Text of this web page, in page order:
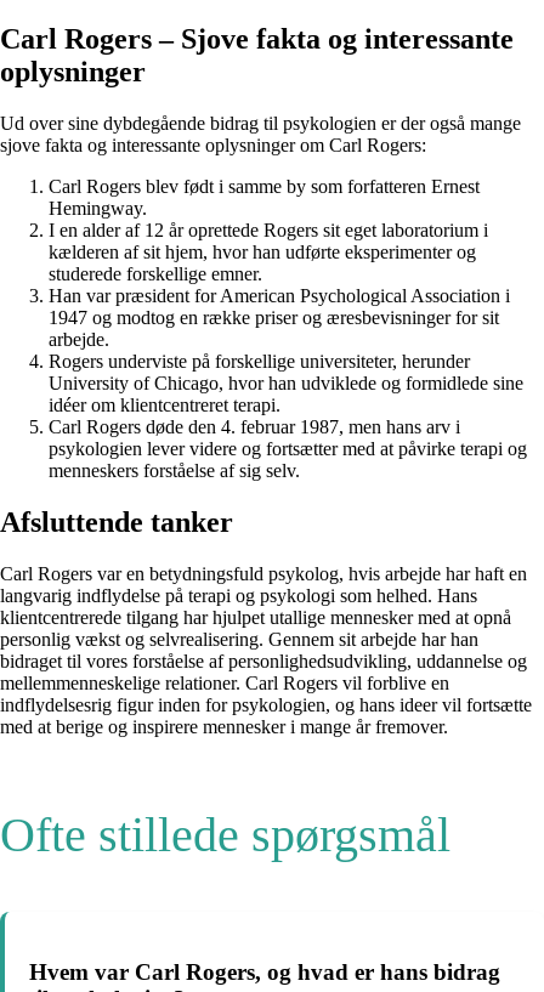
Carl Rogers – Sjove fakta og interessante
oplysninger
Ud over sine dybdegående bidrag til psykologien er der også mange
sjove fakta og interessante oplysninger om Carl Rogers:
Carl Rogers blev født i samme by som forfatteren Ernest
Hemingway.
I en alder af 12 år oprettede Rogers sit eget laboratorium i
kælderen af sit hjem, hvor han udførte eksperimenter og
studerede forskellige emner.
Han var præsident for American Psychological Association i
1947 og modtog en række priser og æresbevisninger for sit
arbejde.
Rogers underviste på forskellige universiteter, herunder
University of Chicago, hvor han udviklede og formidlede sine
idéer om klientcentreret terapi.
Carl Rogers døde den 4. februar 1987, men hans arv i
psykologien lever videre og fortsætter med at påvirke terapi og
menneskers forståelse af sig selv.
Afsluttende tanker
Carl Rogers var en betydningsfuld psykolog, hvis arbejde har haft en
langvarig indflydelse på terapi og psykologi som helhed. Hans
klientcentrerede tilgang har hjulpet utallige mennesker med at opnå
personlig vækst og selvrealisering. Gennem sit arbejde har han
bidraget til vores forståelse af personlighedsudvikling, uddannelse og
mellemmenneskelige relationer. Carl Rogers vil forblive en
indflydelsesrig figur inden for psykologien, og hans ideer vil fortsætte
med at berige og inspirere mennesker i mange år fremover.
Ofte stillede spørgsmål
Hvem var Carl Rogers, og hvad er hans bidrag